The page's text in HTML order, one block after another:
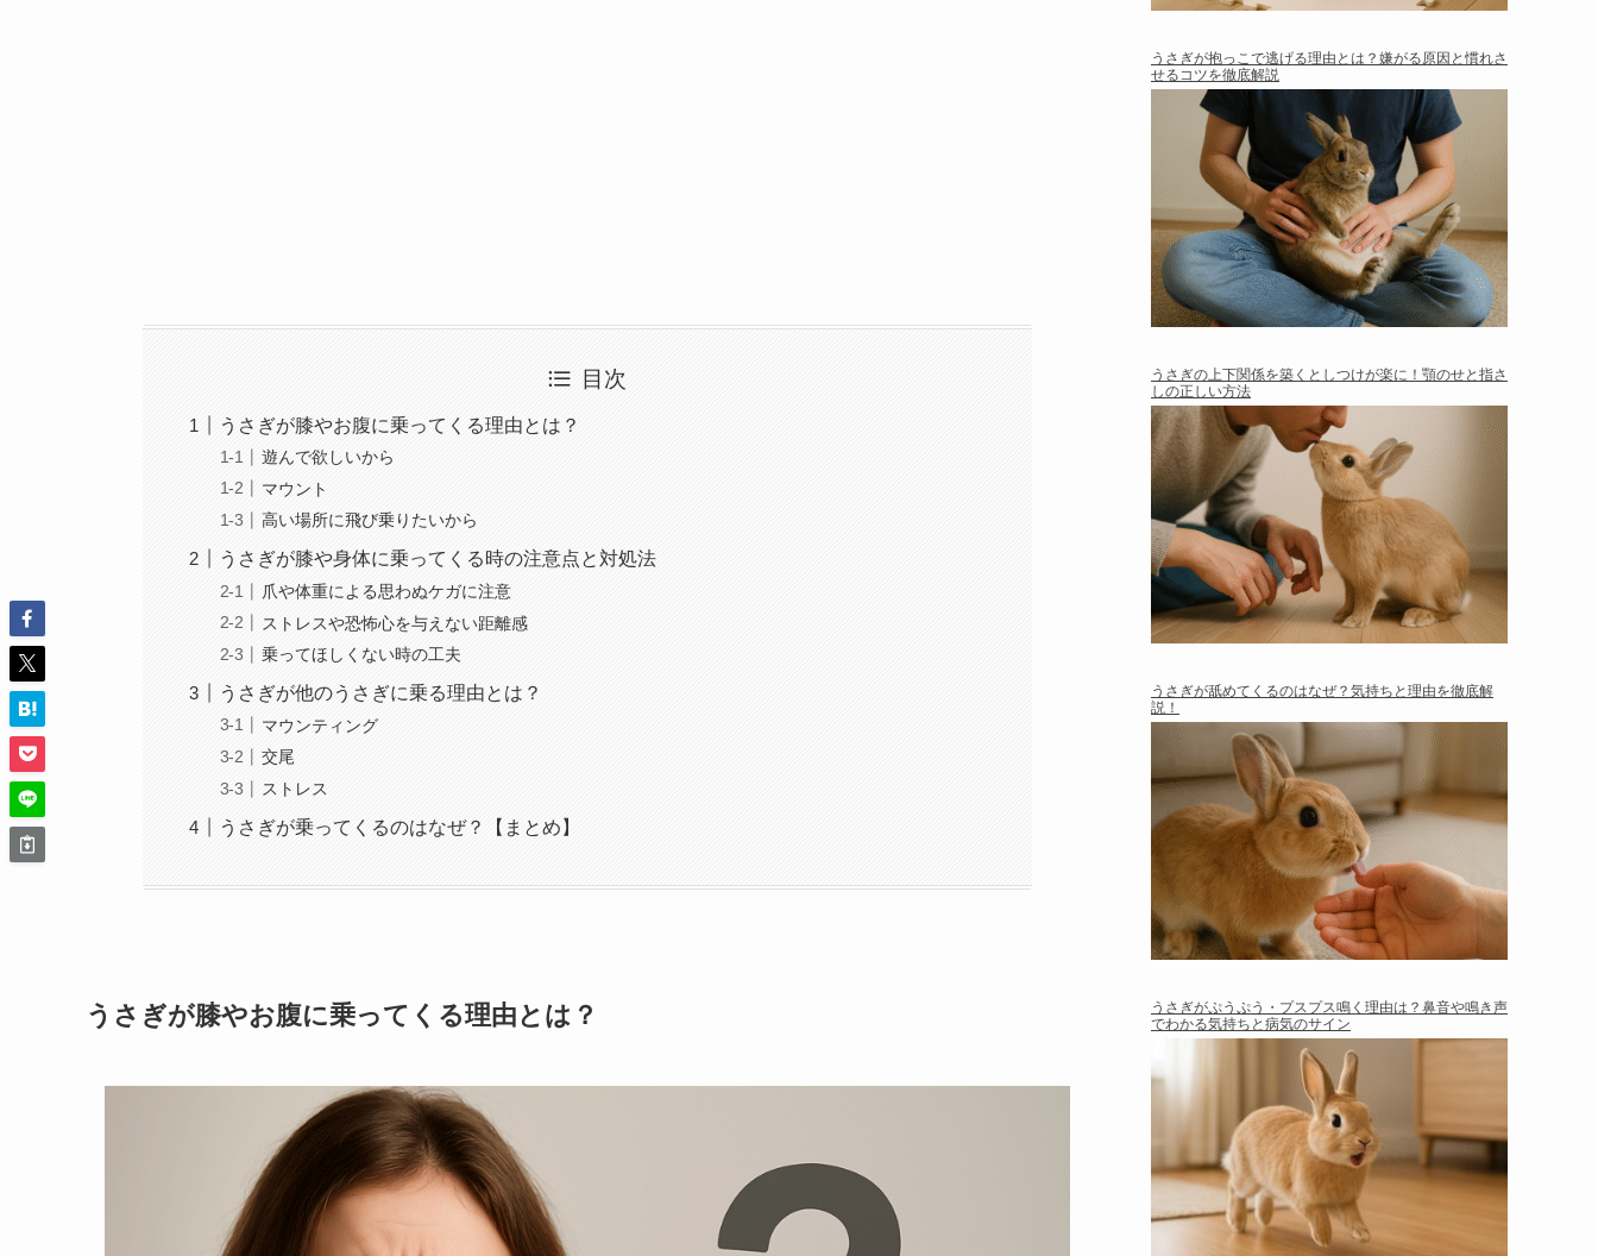
目次
うさぎが膝やお腹に乗ってくる理由とは？
遊んで欲しいから
マウント
高い場所に飛び乗りたいから
うさぎが膝や身体に乗ってくる時の注意点と対処法
爪や体重による思わぬケガに注意
ストレスや恐怖心を与えない距離感
乗ってほしくない時の工夫
うさぎが他のうさぎに乗る理由とは？
マウンティング
交尾
ストレス
うさぎが乗ってくるのはなぜ？【まとめ】
うさぎが膝やお腹に乗ってくる理由とは？
うさぎが抱っこで逃げる理由とは？嫌がる原因と慣れさ
せるコツを徹底解説
うさぎの上下関係を築くとしつけが楽に！顎のせと指さ
しの正しい方法
うさぎが舐めてくるのはなぜ？気持ちと理由を徹底解
説！
うさぎがぷうぷう・プスプス鳴く理由は？鼻音や鳴き声
でわかる気持ちと病気のサイン